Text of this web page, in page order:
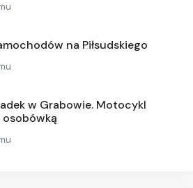
na Piłsudskiego
w Grabowie. Motocykl
osobówką